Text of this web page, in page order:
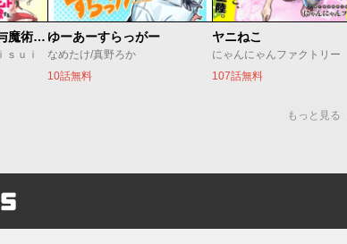
追放されたチート付与魔術師は気ままなセカンドライフを謳歌する。 ～俺は武器だけじゃなく、あらゆるものに『強化ポイント』を付与できるし、俺の意思でいつでも効果を解除できるけど、残った人たち大丈夫？～
ｓｕｉ
ゆーあーすらっがー
なめたけ/真野ろか
10話無料
ヤニねこ
にゃんにゃんファクトリー
107話無料
もっと見る